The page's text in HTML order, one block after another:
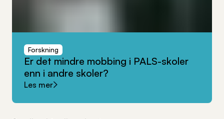
Forskning
Er det mindre mobbing i PALS-skoler
enn i andre skoler?
Les mer